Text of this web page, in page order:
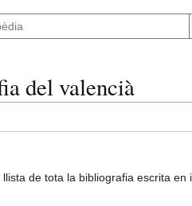
del valencià
de tota la bibliografia escrita en